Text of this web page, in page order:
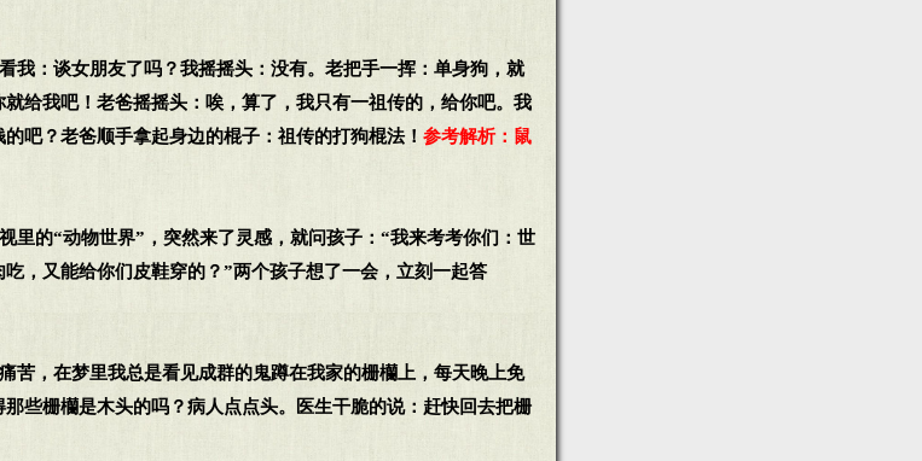
我：谈女朋友了吗？我摇摇头：没有。老把手一挥：单身狗，就
给我吧！老爸摇摇头：唉，算了，我只有一祖传的，给你吧。我
吧？老爸顺手拿起身边的棍子：祖传的打狗棍法！参考解析：鼠
里的“动物世界”，突然来了灵感，就问孩子：“我来考考你们：世
，又能给你们皮鞋穿的？”两个孩子想了一会，立刻一起答
苦，在梦里我总是看见成群的鬼蹲在我家的栅欗上，每天晚上免
些栅欗是木头的吗？病人点点头。医生干脆的说：赶快回去把栅